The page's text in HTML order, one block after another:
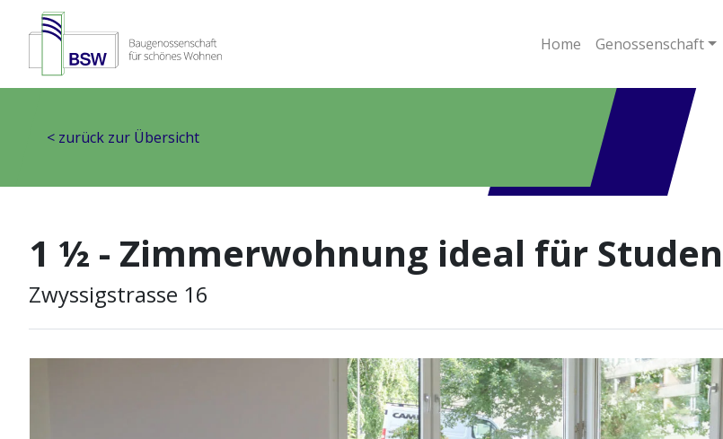
Home Genossenschaft
< zurück zur Übersicht
1 ½ - Zimmerwohnung ideal für
Zwyssigstrasse 16